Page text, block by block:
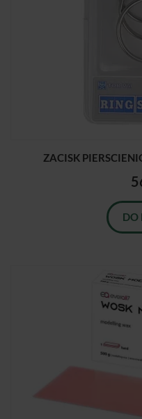
ZACISK
DO